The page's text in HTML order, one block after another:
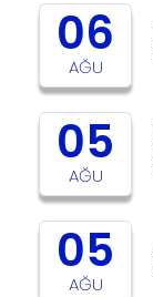
06
AĞU
05
AĞU
05
AĞU